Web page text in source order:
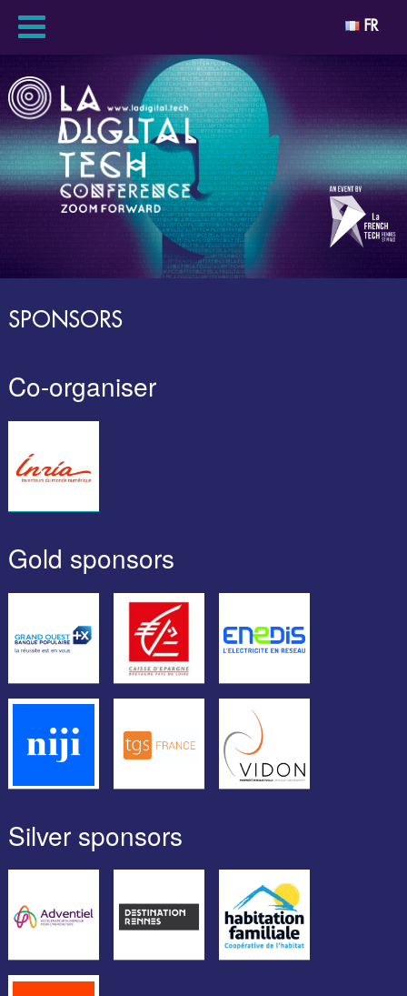
FR
SPONSORS
Co-organiser
Gold sponsors
Silver sponsors